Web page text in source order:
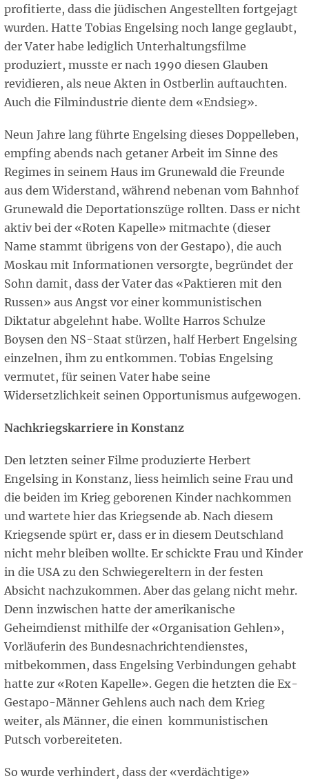
profitierte, dass die jüdischen Angestellten fortgejagt
wurden. Hatte Tobias Engelsing noch lange geglaubt,
der Vater habe lediglich Unterhaltungsfilme
produziert, musste er nach 1990 diesen Glauben
revidieren, als neue Akten in Ostberlin auftauchten.
Auch die Filmindustrie diente dem «Endsieg».
Neun Jahre lang führte Engelsing dieses Doppelleben,
empfing abends nach getaner Arbeit im Sinne des
Regimes in seinem Haus im Grunewald die Freunde
aus dem Widerstand, während nebenan vom Bahnhof
Grunewald die Deportationszüge rollten. Dass er nicht
aktiv bei der «Roten Kapelle» mitmachte (dieser
Name stammt übrigens von der Gestapo), die auch
Moskau mit Informationen versorgte, begründet der
Sohn damit, dass der Vater das «Paktieren mit den
Russen» aus Angst vor einer kommunistischen
Diktatur abgelehnt habe. Wollte Harros Schulze
Boysen den NS-Staat stürzen, half Herbert Engelsing
einzelnen, ihm zu entkommen. Tobias Engelsing
vermutet, für seinen Vater habe seine
Widersetzlichkeit seinen Opportunismus aufgewogen.
Nachkriegskarriere in Konstanz
Den letzten seiner Filme produzierte Herbert
Engelsing in Konstanz, liess heimlich seine Frau und
die beiden im Krieg geborenen Kinder nachkommen
und wartete hier das Kriegsende ab. Nach diesem
Kriegsende spürt er, dass er in diesem Deutschland
nicht mehr bleiben wollte. Er schickte Frau und Kinder
in die USA zu den Schwiegereltern in der festen
Absicht nachzukommen. Aber das gelang nicht mehr.
Denn inzwischen hatte der amerikanische
Geheimdienst mithilfe der «Organisation Gehlen»,
Vorläuferin des Bundesnachrichtendienstes,
mitbekommen, dass Engelsing Verbindungen gehabt
hatte zur «Roten Kapelle». Gegen die hetzten die Ex-
Gestapo-Männer Gehlens auch nach dem Krieg
weiter, als Männer, die einen kommunistischen
Putsch vorbereiteten.
So wurde verhindert, dass der «verdächtige»